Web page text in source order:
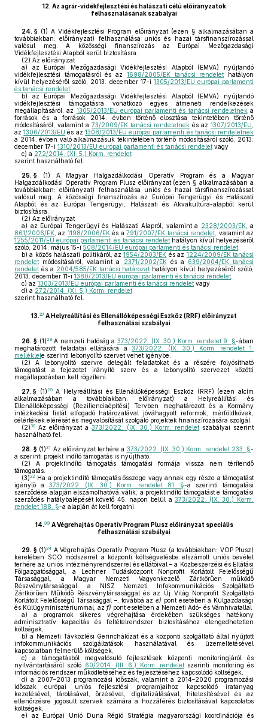
12. Az agrár-vidékfejlesztési és halászati célú előirányzatok
felhasználásának szabályai
24. § (1) A Vidékfejlesztési Program előirányzat (ezen § alkalmazásában a
továbbiakban: előirányzat) felhasználása uniós és hazai társfinanszírozással
valósul meg. A közösségi finanszírozás az Európai Mezőgazdasági
Vidékfejlesztési Alapból kerül biztosításra.
(2) Az előirányzat
a) az Európai Mezőgazdasági Vidékfejlesztési Alapból (EMVA) nyújtandó
vidékfejlesztési támogatásról és az 1698/2005/EK tanácsi rendelet hatályon
kívül helyezéséről szóló, 2013. december 17-i 1305/2013/EU európai parlamenti
és tanácsi rendelet,
b) az Európai Mezőgazdasági Vidékfejlesztési Alapból (EMVA) nyújtandó
vidékfejlesztési támogatásra vonatkozó egyes átmeneti rendelkezések
megállapításáról, az 1305/2013/EU európai parlamenti és tanácsi rendeletneka
források és a források 2014. évben történő elosztása tekintetében történő
módosításáról, valamint a 73/2009/EK tanácsi rendeletnek és az 1307/2013/EU
az1306/2013/EU és az 1308/2013/EU európai parlamenti és tanácsi rendeletnek
a 2014. évben való alkalmazásuk tekintetében történő módosításáról szóló, 2013.
december 17-i 1310/2013/EU európai parlamenti és tanácsi rendelet vagy
c) a 272/2014. (XI. 5.) Korm. rendelet
szerint használható fel.
25. § (1) A Magyar Halgazdálkodási Operatív Program és a Magyar
Halgazdálkodási Operatív Program Plusz előirányzat (ezen § alkalmazásában a
továbbiakban: előirányzat) felhasználása uniós és hazai társfinanszírozással
valósul meg. A közösségi finanszírozás az Európai Tengerügyi és Halászati
Alapból és az Európai Tengerügyi, Halászati és Akvakultúra-alapból kerül
biztosításra.
(2) Az előirányzat
a) az Európai Tengerügyi és Halászati Alapról, valamint a 2328/2003/EK, a
861/2006/EK , az 1198/2006/EKés a791/2007/EK tanácsi rendelet, valamint az
1255/2011/EU európai parlamenti és tanácsi rendelethatályon kívül helyezéséről
szóló, 2014. május 15-i 508/2014/EU európai parlamenti és tanácsi rendelet,
b) a közös halászati politikáról, az1954/2003/EK és az 1224/2009/EK tanácsi
rendelet módosításáról, valamint a 2371/2002/EKés a 639/2004/EK tanácsi
rendelet és a 2004/585/EK tanácsi határozat hatályon kívül helyezéséről szóló,
2013. december 11-i 1380/2013/EU európai parlamenti és tanácsi rendelet,
c) az 1303/2013/EU európai parlamenti és tanácsi rendelet vagy
d) a 272/2014. (XI. 5.) Korm. rendelet
szerint használható fel.
13.27 AHelyreállítási és Ellenállóképességi Eszköz (RRF)előirányzat
felhasználási szabályai
26. § (1)28A nemzeti hatóság a373/2022. (IX. 30.) Korm. rendelet 9. §-ában
meghatározott feladatai ellátására a373/2022. (IX. 30.) Korm. rendelet 1.
melléklete szerinti lebonyolító szervet vehet igénybe.
(2) A lebonyolító szervre delegált feladatokat és a részére folyósítható
támogatást a fejezetet irányító szerv és a lebonyolító szervezet közötti
megállapodásban kell rögzíteni.
27. § (1)29A Helyreállítási és Ellenállóképességi Eszköz (RRF) (ezen alcím
alkalmazásában a továbbiakban: előirányzat) a Helyreállítási és
Ellenállóképességi (Rezilienciaépítési) Tervben meghatározott és a Kormány
intézkedési listát elfogadó határozatával jóváhagyott reformok, mérföldkövek,
célértékek elérését és megvalósítását szolgáló projektek finanszírozására szolgál.
(2)30 Az előirányzat a373/2022. (IX. 30.) Korm. rendeletszabályai szerint
használható fel.
28. § (1)31 Az előirányzat terhére a 373/2022. (IX. 30.) Korm. rendelet 233. §-
a szerinti projekt indító támogatás is nyújtható.
(2) A projektindító támogatás támogatási formája vissza nem térítendő
támogatás.
(3)32 Ha a projektindító támogatás összege vagy annak egy része a támogatást
igénylő a 373/2022. (IX. 30.) Korm. rendelet 81. §-a szerinti támogatási
szerződése alapján elszámolhatóvá válik, a projektindító támogatást e támogatási
szerződés hatálybalépését követő 45. napon belül a373/2022. (IX. 30.) Korm.
rendelet 188. §-a alapján át kell forgatni.
14.33 A VégrehajtásOperatív Program Plusz előirányzat speciális
felhasználási szabályai
29. § (1)34 A Végrehajtás Operatív Program Plusz (a továbbiakban: VOP Plusz)
keretében SCO módszerrel a központi költségvetésbe elszámolt uniós bevétel
terhére az uniós intézményrendszerrel és ellátóival – a Közbeszerzési és Ellátási
Főigazgatósággal, a Lechner Tudásközpont Nonprofit Korlátolt Felelősségű
Társasággal, a Magyar Nemzeti Vagyonkezelő Zártkörűen működő
Részvénytársasággal, a NISZ Nemzeti Infokommunikációs Szolgáltató
Zártkörűen Működő Részvénytársasággal és az Új Világ Nonprofit Szolgáltató
Korlátolt Felelősségű Társasággal –, továbbá aze) pont esetében a Külgazdasági
és Külügyminisztériummal, az f) pont esetében a Nemzeti Adó- és Vámhivatallal
a) a programok sikeres végrehajtása érdekében szükséges hatékony
adminisztratív kapacitás és feltételrendszer biztosításához elengedhetetlen
költségek,
b) a Nemzeti Távközlési Gerinchálózat és a központi szolgáltató által nyújtott
infokommunikációs szolgáltatások használatával és üzemeltetésével
kapcsolatban felmerülő költségek,
c) a támogatásból megvalósuló fejlesztések központi monitoringjáról és
nyilvántartásáról szóló 60/2014. (III. 6.) Korm. rendelet szerinti monitoring és
információs rendszer működtetéséhez és fejlesztéséhez kapcsolódó költségek,
d) a 2007–2013 programozási időszak, valamint a 2014–2020 programozási
időszak európai uniós fejlesztési programjaihoz kapcsolódó iratanyag
kezelésével, tárolásával, őrzésével, digitalizálásával, hitelesítésével és az
ellenőrzésre jogosult szervek számára a hozzáférés biztosításával kapcsolatos
költségek,
e) az Európai Unió Duna Régió Stratégia magyarországi koordinációja és